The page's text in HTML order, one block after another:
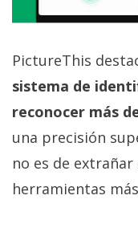
PictureThis
sistema de
reconocer más
una precisión
no es de
herramientas